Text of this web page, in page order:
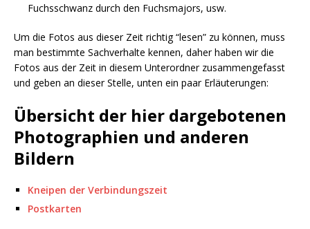
Fuchsschwanz durch den Fuchsmajors, usw.
Um die Fotos aus dieser Zeit richtig “lesen” zu können, muss
man bestimmte Sachverhalte kennen, daher haben wir die
Fotos aus der Zeit in diesem Unterordner zusammengefasst
und geben an dieser Stelle, unten ein paar Erläuterungen:
Übersicht der hier dargebotenen
Photographien und anderen
Bildern
Kneipen der Verbindungszeit
Postkarten